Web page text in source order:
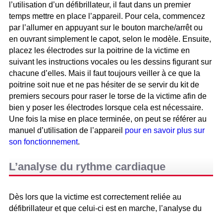
l’utilisation d’un défibrillateur, il faut dans un premier
temps mettre en place l’appareil. Pour cela, commencez
par l’allumer en appuyant sur le bouton marche/arrêt ou
en ouvrant simplement le capot, selon le modèle. Ensuite,
placez les électrodes sur la poitrine de la victime en
suivant les instructions vocales ou les dessins figurant sur
chacune d’elles. Mais il faut toujours veiller à ce que la
poitrine soit nue et ne pas hésiter de se servir du kit de
premiers secours pour raser le torse de la victime afin de
bien y poser les électrodes lorsque cela est nécessaire.
Une fois la mise en place terminée, on peut se référer au
manuel d’utilisation de l’appareil pour en savoir plus sur
son fonctionnement.
L’analyse du rythme cardiaque
Dès lors que la victime est correctement reliée au
défibrillateur et que celui-ci est en marche, l’analyse du